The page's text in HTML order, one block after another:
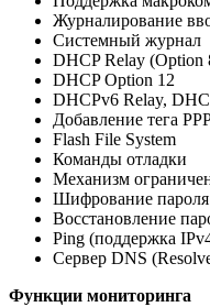
Журналирование
Системный журнал
DHCP Relay (Option
DHCP Option 12
DHCPv6 Relay,
Добавление тега
Flash File System
Команды отладки
Механизм
Шифрование пароля
Восстановление
Ping (поддержка
Сервер DNS
Функции мониторинга